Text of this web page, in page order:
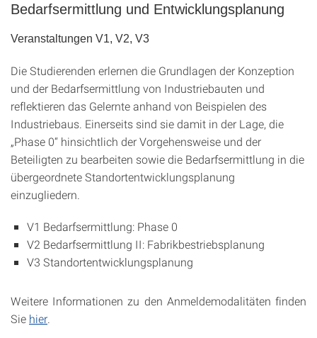
Bedarfsermittlung und Entwicklungsplanung
Veranstaltungen V1, V2, V3
Die Studierenden erlernen die Grundlagen der Konzeption
und der Bedarfsermittlung von Industriebauten und
reflektieren das Gelernte anhand von Beispielen des
Industriebaus. Einerseits sind sie damit in der Lage, die
„Phase 0“ hinsichtlich der Vorgehensweise und der
Beteiligten zu bearbeiten sowie die Bedarfsermittlung in die
übergeordnete Standortentwicklungsplanung
einzugliedern.
V1 Bedarfsermittlung: Phase 0
V2 Bedarfsermittlung II: Fabrikbestriebsplanung
V3 Standortentwicklungsplanung
Weitere Informationen zu den Anmeldemodalitäten finden
Sie hier